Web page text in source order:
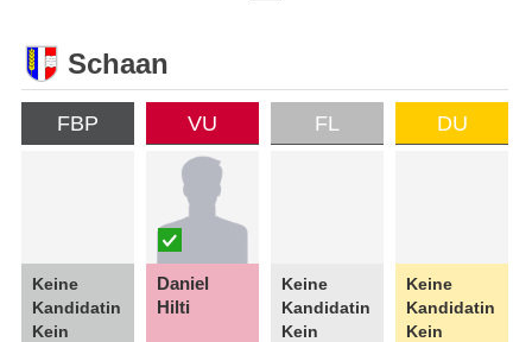
Schaan
FBP
Keine
Kandidatin
Kein
VU
Daniel
Hilti
FL
Keine
Kandidatin
Kein
DU
Keine
Kandidatin
Kein